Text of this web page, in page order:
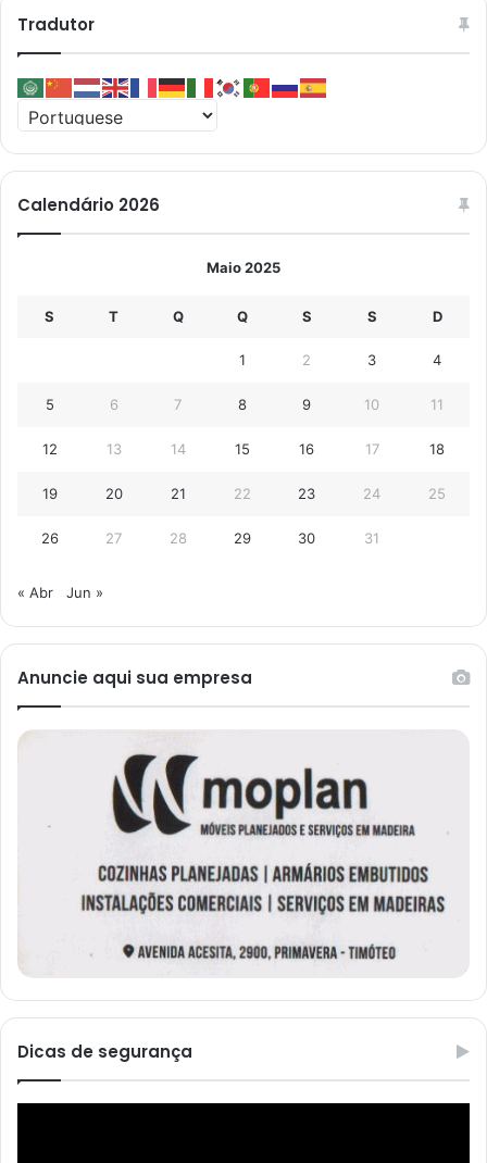
Tradutor
Calendário 2026
Maio 2025
S T Q Q S S D
1 2 3 4
5 6 7 8 9 10 11
12 13 14 15 16 17 18
19 20 21 22 23 24 25
26 27 28 29 30 31
« Abr Jun »
Anuncie aqui sua empresa
Dicas de segurança